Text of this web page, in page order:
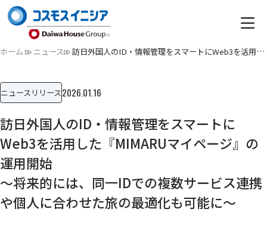
ホーム ニュース 訪日外国人のID・情報管理をスマートにWeb3を活用した『MIMARU…
ニュースリリース2026.01.16
訪日外国人のID・情報管理をスマートに
Web3を活用した『MIMARUマイページ』の
運用開始
～将来的には、同一IDでの複数サービス連携
や個人に合わせた旅の最適化も可能に～